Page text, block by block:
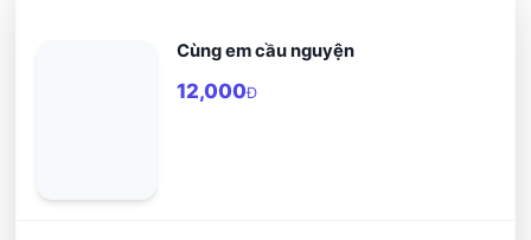
Cùng em cầu nguyện
12,000Đ